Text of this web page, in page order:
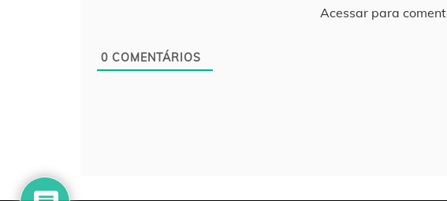
Acessar para
0 COMENTÁRIOS